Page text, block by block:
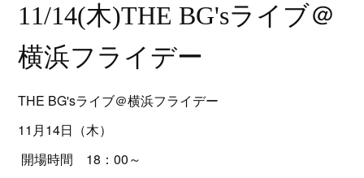
11/14(木)THE BG'sライブ＠
横浜フライデー
THE BG'sライブ＠横浜フライデー
11月14日（木）
開場時間 18：00～